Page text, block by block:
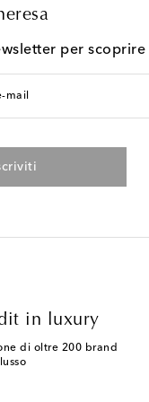
per
mail
in luxury
di oltre 200 brand